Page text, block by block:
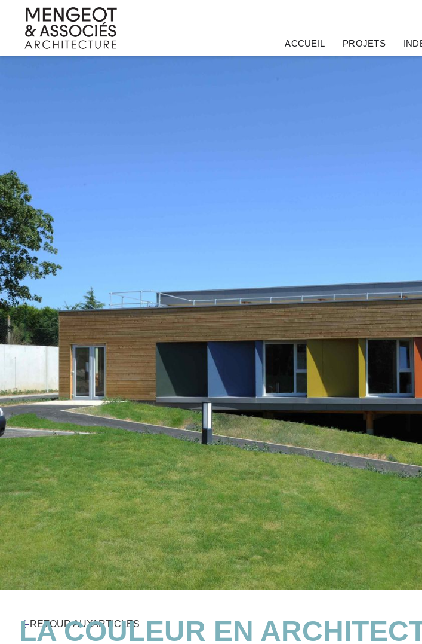
ACCUEIL PROJETS
LA COULEUR EN
RETOUR AUXARTICLES